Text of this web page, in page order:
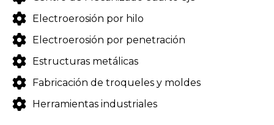
Electroerosión por hilo
Electroerosión por penetración
Estructuras metálicas
Fabricación de troqueles y moldes
Herramientas industriales